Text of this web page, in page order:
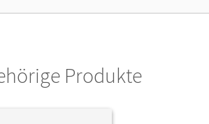
mit dem E-Book arbeiten.
Produkte